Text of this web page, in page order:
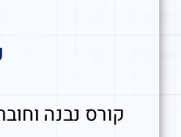
קורס נבנה